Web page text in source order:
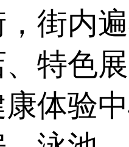
街内
特色
体验